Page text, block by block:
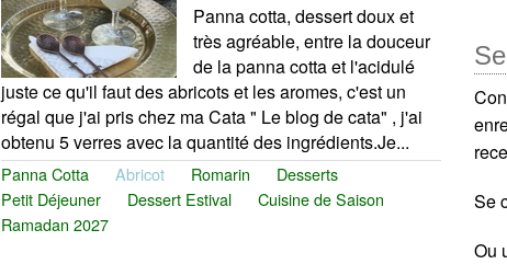
Panna cotta, dessert doux et
très agréable, entre la douceur
de la panna cotta et l'acidulé
juste ce qu'il faut des abricots et les aromes, c'est un
régal que j'ai pris chez ma Cata " Le blog de cata" , j'ai
obtenu 5 verres avec la quantité des ingrédients.Je...
Panna Cotta Abricot Romarin
Desserts
Petit Déjeuner
Dessert Estival
Cuisine de Saison
Ramadan 2027
Se
Ou